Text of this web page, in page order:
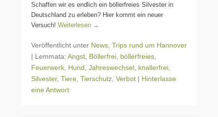
Schaffen wir es endlich ein böllerfreies Silvester in
Deutschland zu erleben? Hier kommt ein neuer
Versuch! Weiterlesen →
Veröffentlicht unter News Trips rund um Hannover
| Lemmata: Angst Böllerfrei böllerfreies
Feuerwerk Hund Jahreswechsel knallerfrei
Silvester, Tiere Tierschutz Verbot | Hinterlasse
eine Antwort